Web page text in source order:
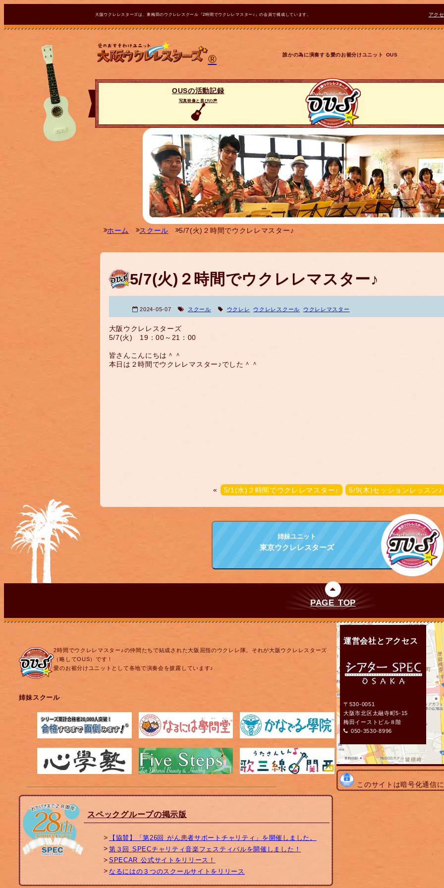
大阪ウクレレスターズは、東梅田のウクレレスクール『2時間でウクレレマスター♪』の会員で構成しています。 アク
® 誰かの為に演奏する愛のお裾分けユニット OUS
OUSの活動記録
写真映像と喜びの声
ホーム スクール 5/7(火)２時間でウクレレマスター♪
5/7(火)２時間でウクレレマスター♪
2024-05-07 スクール ウクレレ ウクレレスクール ウクレレマスター
大阪ウクレレスターズ
5/7(火) 19：00～21：00
皆さんこんにちは＾＾
本日は２時間でウクレレマスター♪でした＾＾
« 5/1(水)２時間でウクレレマスター♪ 5/9(木)セッションレッスン♪
姉妹ユニット
東京ウクレレスターズ
PAGE TOP
2時間でウクレレマスター♪の仲間たちで結成された大阪屈指のウクレレ隊。それが大阪ウクレレスターズ
（略してOUS）です！
愛のお裾分けユニットとして各地で演奏会を披露しています♪
姉妹スクール
スペックグループの掲示版
【協賛】「第26回 がん患者サポートチャリティ」を開催しました。
第３回 SPECチャリティ音楽フェスティバルを開催しました！
SPECAR 公式サイトをリリース！
なるにはの３つのスクールサイトをリリース
運営会社とアクセス
〒530-0051
大阪市北区太融寺町5-15
梅田イーストビル８階
050-3530-8996
このサイトは暗号化通信